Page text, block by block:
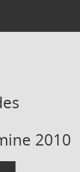
2010